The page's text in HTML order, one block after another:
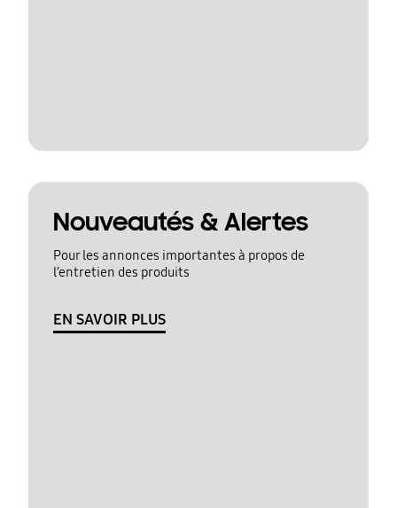
Nouveautés & Alertes
Pour les annonces importantes à propos de
l’entretien des produits
EN SAVOIR PLUS